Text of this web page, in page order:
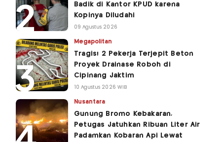
Badik di Kantor KPUD karena
Kopinya Diludahi
09 Agustus 2026
Megapolitan
Tragis! 2 Pekerja Terjepit Beton
Proyek Drainase Roboh di
Cipinang Jaktim
10 Agustus 2026 WIB
Nusantara
Gunung Bromo Kebakaran,
Petugas Jatuhkan Ribuan Liter Air
Padamkan Kobaran Api Lewat